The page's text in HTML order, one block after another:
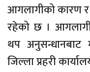
आगलागीको कारण
रहेको छ । आगलागी
थप अनुसन्धानबाट
जिल्ला प्रहरी